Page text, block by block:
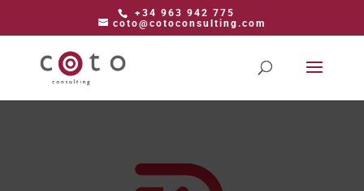
+34 963 942 775
coto@cotoconsulting.com